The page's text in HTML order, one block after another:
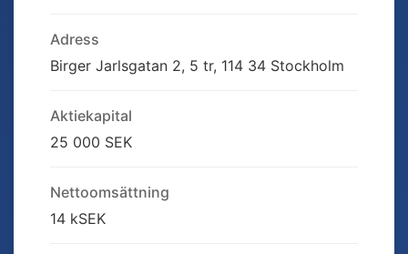
Adress
Birger Jarlsgatan 2, 5 tr, 114 34 Stockholm
Aktiekapital
25 000 SEK
Nettoomsättning
14 kSEK